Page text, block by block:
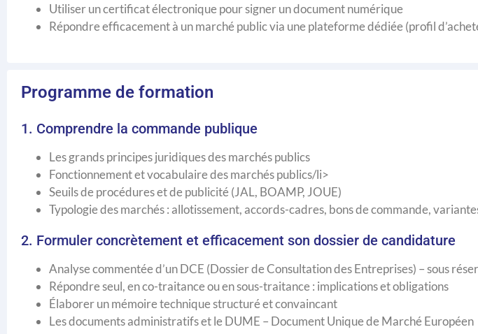
Utiliser un certificat électronique pour signer un document numérique
Répondre efficacement à un marché public via une plateforme dédiée (profil
Programme de formation
1. Comprendre la commande publique
Les grands principes juridiques des marchés publics
Fonctionnement et vocabulaire des marchés publics/li>
Seuils de procédures et de publicité (JAL, BOAMP, JOUE)
Typologie des marchés : allotissement, accords-cadres, bons de commande,
2. Formuler concrètement et efficacement son dossier de candidature
Analyse commentée d’un DCE (Dossier de Consultation des Entreprises) – sous
Répondre seul, en co-traitance ou en sous-traitance : implications et obligations
Élaborer un mémoire technique structuré et convaincant
Les documents administratifs et le DUME – Document Unique de Marché Européen